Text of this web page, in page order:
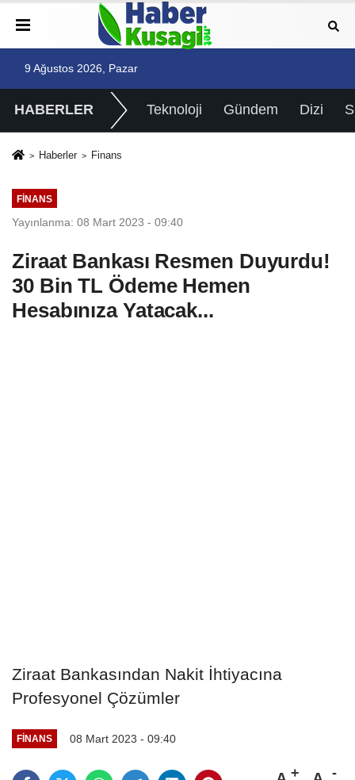
9 Ağustos 2026, Pazar
HABERLER Teknoloji Gündem Dizi
Haberler Finans
FINANS
Yayınlanma: 08 Mart 2023 - 09:40
Ziraat Bankası Resmen Duyurdu!
30 Bin TL Ödeme Hemen
Hesabınıza Yatacak...
Ziraat Bankasından Nakit İhtiyacına
Profesyonel Çözümler
FINANS 08 Mart 2023 - 09:40